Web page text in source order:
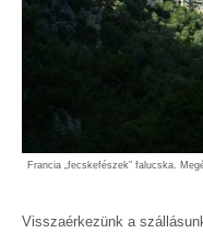
Francia „fecskefészek” falucska.
Visszaérkezünk a